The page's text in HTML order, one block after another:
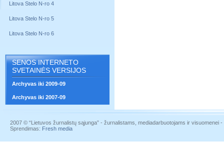
Litova Stelo N-ro 4
Litova Stelo N-ro 5
Litova Stelo N-ro 6
SENOS INTERNETO
SVETAINĖS VERSIJOS
Archyvas iki 2009-09
Archyvas iki 2007-09
2007 © “Lietuvos žurnalistų sąjunga” - žurnalistams, mediadarbuotojams ir visuomenei
Sprendimas: Fresh media